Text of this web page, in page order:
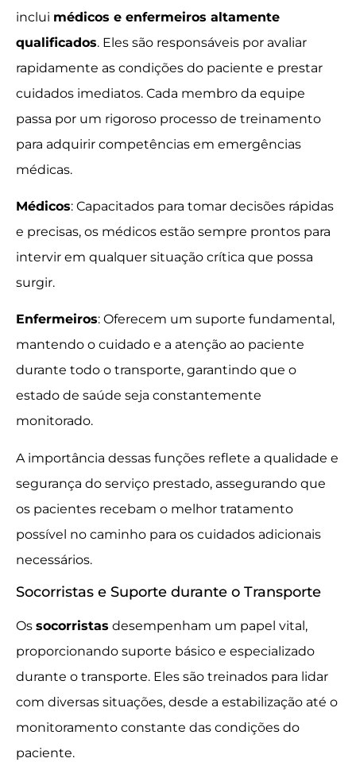
inclui médicos e enfermeiros altamente
qualificados. Eles são responsáveis por avaliar
rapidamente as condições do paciente e prestar
cuidados imediatos. Cada membro da equipe
passa por um rigoroso processo de treinamento
para adquirir competências em emergências
médicas.
Médicos: Capacitados para tomar decisões rápidas
e precisas, os médicos estão sempre prontos para
intervir em qualquer situação crítica que possa
surgir.
Enfermeiros: Oferecem um suporte fundamental,
mantendo o cuidado e a atenção ao paciente
durante todo o transporte, garantindo que o
estado de saúde seja constantemente
monitorado.
A importância dessas funções reflete a qualidade e
segurança do serviço prestado, assegurando que
os pacientes recebam o melhor tratamento
possível no caminho para os cuidados adicionais
necessários.
Socorristas e Suporte durante o Transporte
Os socorristas desempenham um papel vital,
proporcionando suporte básico e especializado
durante o transporte. Eles são treinados para lidar
com diversas situações, desde a estabilização até o
monitoramento constante das condições do
paciente.